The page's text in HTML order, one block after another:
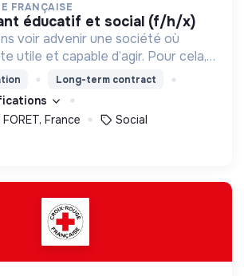
FRANÇAISE
éducatif et social (f/h/x)
voir advenir une société où
utile et capable d’agir. Pour cela,
des moyens et des lieux
innovants et adaptés à tous.
Long-term contract
France
Social